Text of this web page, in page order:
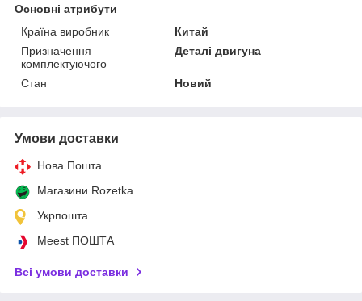
Основні атрибути
Країна виробник
Китай
Призначення
комплектуючого
Деталі двигуна
Стан Новий
Умови доставки
Нова Пошта
Магазини Rozetka
Укрпошта
Meest ПОШТА
Всі умови доставки